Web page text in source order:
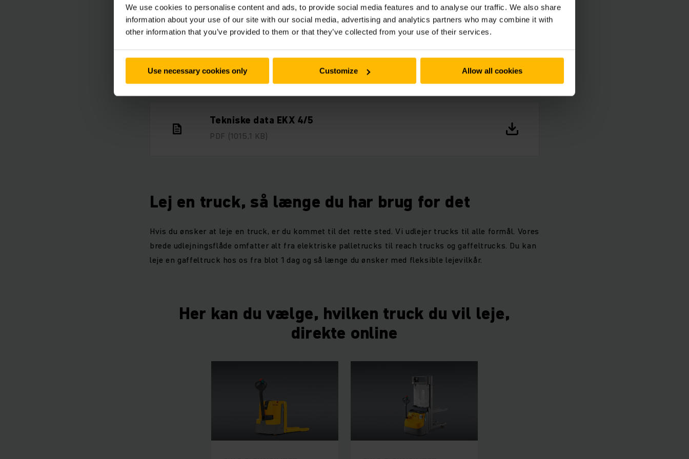
We use cookies to personalise content and ads, to provide social media features and to analyse our traffic. We also share
information about your use of our site with our social media, advertising and analytics partners who may combine it with
other information that you’ve provided to them or that they’ve collected from your use of their services.
Use necessary cookies only Customize Allow all cookies
Downloads
Kundefordele EKX 4/5
PDF(1,4 MB)
Tekniske data EKX 4/5
PDF (1015,1 KB)
Lej en truck, så længe du har brug for det
Hvis du ønsker at leje en truck, er du kommet til det rette sted. Vi udlejer trucks til alle formål. Vores
brede udlejningsflåde omfatter alt fra elektriske palletrucks til reach trucks og gaffeltrucks. Du kan
leje en gaffeltruck hos os fra blot 1 dag og så længe du ønsker med fleksible lejevilkår.
Her kan du vælge, hvilken truck du vil leje,
direkte online